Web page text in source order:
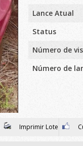
Lance Atual
Status
Número de
Número de
Imprimir Lote